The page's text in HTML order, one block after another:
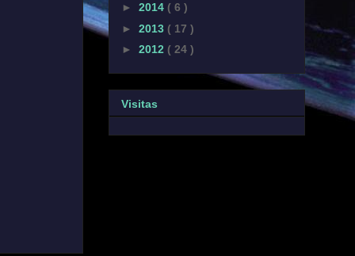
► 2014 ( 6 )
► 2013 ( 17 )
► 2012 ( 24 )
Visitas